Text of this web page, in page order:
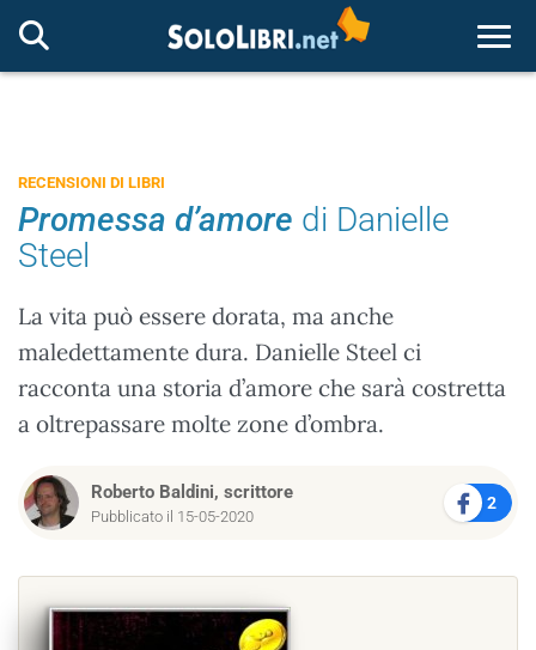
RECENSIONI DI LIBRI
Promessa d’amore di Danielle
Steel
La vita può essere dorata, ma anche
maledettamente dura. Danielle Steel ci
racconta una storia d’amore che sarà costretta
a oltrepassare molte zone d’ombra.
Roberto Baldini, scrittore
Pubblicato il 15-05-2020
2